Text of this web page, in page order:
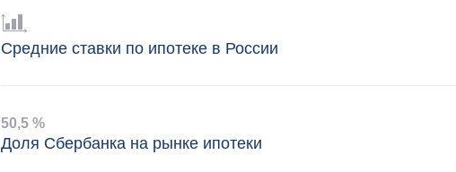
Средние ставки по ипотеке в России
50,5 %
Доля Сбербанка на рынке ипотеки